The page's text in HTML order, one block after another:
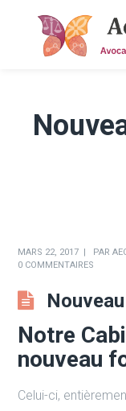
MARS 22, 2017 PAR
0 COMMENTAIRES
Notre
nouveau
Celui-ci,